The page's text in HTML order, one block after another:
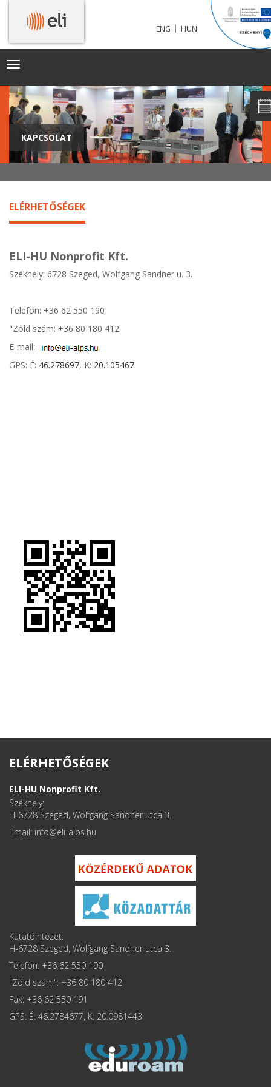
ENG | HUN
Toggle
KAPCSOLAT
ELÉRHETŐSÉGEK
ELI-HU Nonprofit Kft.
Székhely: 6728 Szeged, Wolfgang Sandner u. 3.
Telefon: +36 62 550 190
"Zöld szám: +36 80 180 412
E-mail:
GPS: É: 46.278697, K: 20.105467
ELÉRHETŐSÉGEK
ELI-HU Nonprofit Kft.
Székhely:
H-6728 Szeged, Wolfgang Sandner utca 3.
Email: info
Kutatóintézet:
H-6728 Szeged, Wolfgang Sandner utca 3.
Telefon: +36 62 550 190
"Zöld szám": +36 80 180 412
Fax: +36 62 550 191
GPS: É: 46.2784677, K: 20.0981443